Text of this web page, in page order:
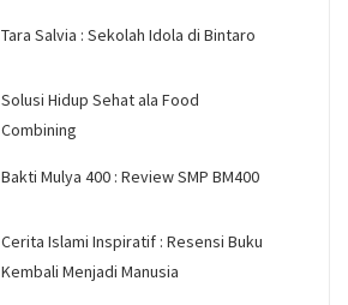
Tara Salvia : Sekolah Idola di Bintaro
Solusi Hidup Sehat ala Food
Combining
Bakti Mulya 400 : Review SMP BM400
Cerita Islami Inspiratif : Resensi Buku
Kembali Menjadi Manusia